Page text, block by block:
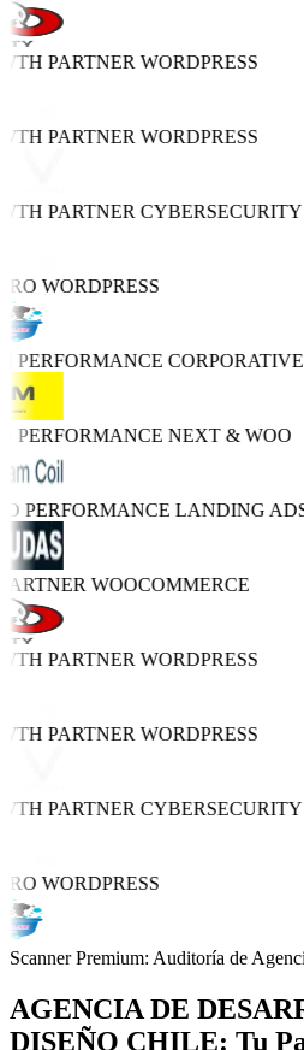
PARTNERWORDPRESS
PARTNERWORDPRESS
PARTNERCYBERSECURITY
WORDPRESS
PERFORMANCECORPORATIVE
PERFORMANCENEXT & WOO
PERFORMANCELANDING ADS
WOOCOMMERCE
PARTNERWORDPRESS
PARTNERWORDPRESS
PARTNERCYBERSECURITY
WORDPRESS
Scanner Premium: Auditoría de
AGENCIA DE
DISEÑO CHILE: Tu